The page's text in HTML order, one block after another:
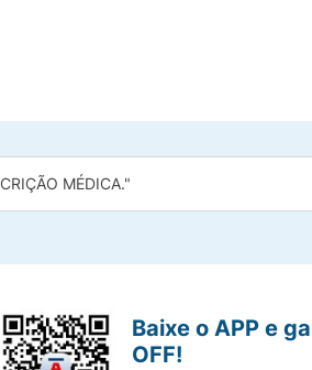
MÉDICA."
Baixe o APP e
OFF!